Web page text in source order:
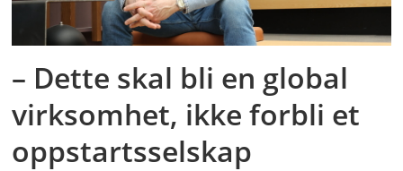
– Dette skal bli en global
virksomhet, ikke forbli et
oppstartsselskap